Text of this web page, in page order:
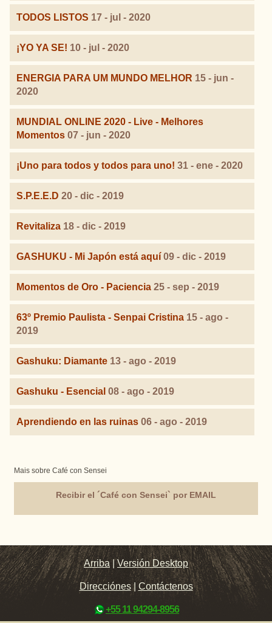
TODOS LISTOS 17 - jul - 2020
¡YO YA SE! 10 - jul - 2020
ENERGIA PARA UM MUNDO MELHOR 15 - jun -
2020
MUNDIAL ONLINE 2020 - Live - Melhores
Momentos 07 - jun - 2020
¡Uno para todos y todos para uno! 31 - ene - 2020
S.P.E.E.D 20 - dic - 2019
Revitaliza 18 - dic - 2019
GASHUKU - Mi Japón está aquí 09 - dic - 2019
Momentos de Oro - Paciencia 25 - sep - 2019
63º Premio Paulista - Senpai Cristina 15 - ago -
2019
Gashuku: Diamante 13 - ago - 2019
Gashuku - Esencial 08 - ago - 2019
Aprendiendo en las ruinas 06 - ago - 2019
Mais sobre Café con Sensei
Recibir el ´Café con Sensei` por EMAIL
Arriba |Versión Desktop
Direcciónes| Contáctenos
+55 11 94294-8956